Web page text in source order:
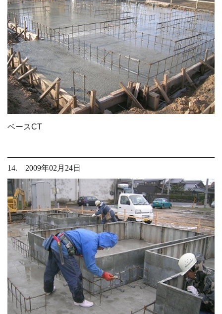
ベースCT
14. 2009年02月24日